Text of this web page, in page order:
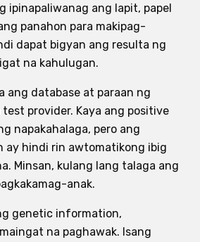
ipinapaliwanag ang lapit, papel
panahon para makipag-
dapat bigyan ang resulta ng
na kahulugan.
ang database at paraan ng
provider. Kaya ang positive
napakahalaga, pero ang
ay hindi rin awtomatikong ibig
Minsan, kulang lang talaga ang
anak.
genetic information,
na paghawak. Isang